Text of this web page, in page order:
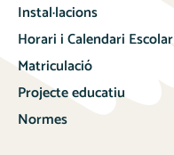
Instal·lacions
Horari i Calendari Escolar
Matriculació
Projecte educatiu
Normes